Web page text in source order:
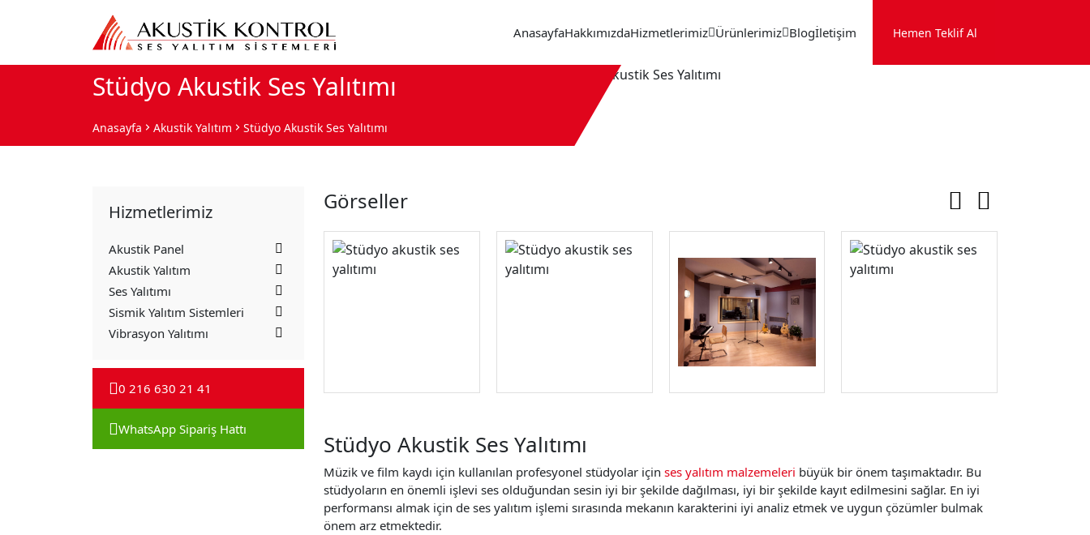
AnasayfaHakkımızdaHizmetlerimiz Ürünlerimiz Blogİletişim Hemen Teklif Al
Stüdyo Akustik Ses Yalıtımı
Anasayfa Akustik Yalıtım Stüdyo Akustik Ses Yalıtımı
Hizmetlerimiz
Akustik Panel
Akustik Yalıtım
Ses Yalıtımı
Sismik Yalıtım Sistemleri
Vibrasyon Yalıtımı
0 216 630 21 41
WhatsApp Sipariş Hattı
Görseller
Stüdyo Akustik Ses Yalıtımı
Müzik ve film kaydı için kullanılan profesyonel stüdyolar için ses yalıtım malzemeleri büyük bir önem taşımaktadır. Bu
stüdyoların en önemli işlevi ses olduğundan sesin iyi bir şekilde dağılması, iyi bir şekilde kayıt edilmesini sağlar. En iyi
performansı almak için de ses yalıtım işlemi sırasında mekanın karakterini iyi analiz etmek ve uygun çözümler bulmak
önem arz etmektedir.